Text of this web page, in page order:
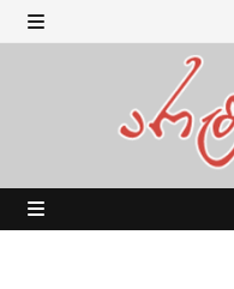
Skip
to MENU